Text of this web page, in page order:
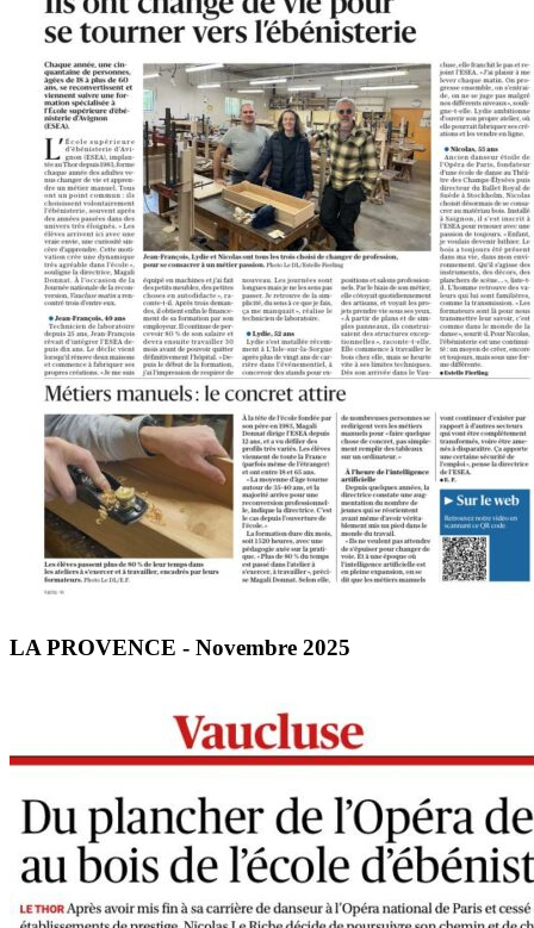
LA PROVENCE - Novembre 2025